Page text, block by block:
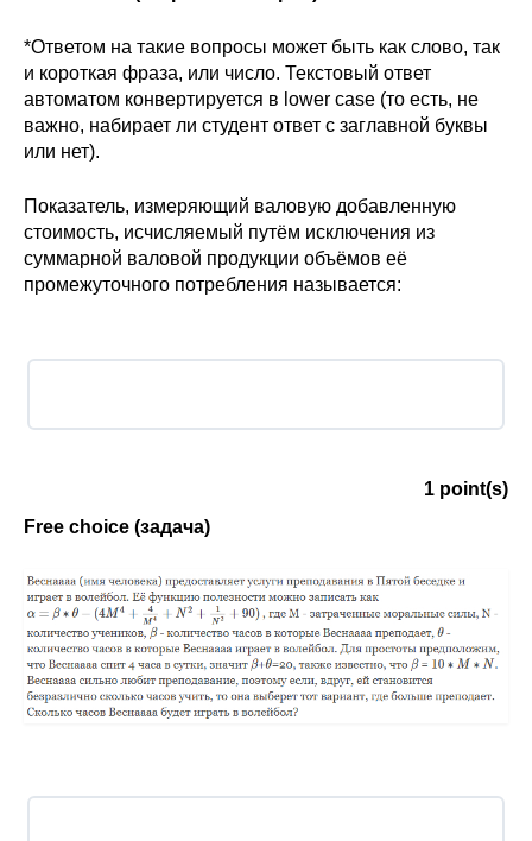
*Ответом на такие вопросы может быть как слово, так
и короткая фраза, или число. Текстовый ответ
автоматом конвертируется в lower case (то есть, не
важно, набирает ли студент ответ с заглавной буквы
или нет).
Показатель, измеряющий валовую добавленную
стоимость, исчисляемый путём исключения из
суммарной валовой продукции объёмов её
промежуточного потребления называется:
1 point(s)
Free choice (задача)